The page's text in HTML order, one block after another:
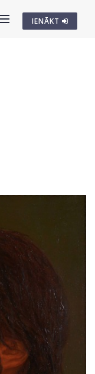
IENĀKT